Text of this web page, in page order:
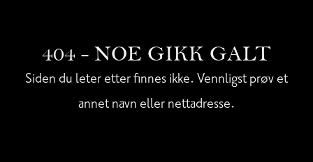
404 - NOE GIKK GALT
Siden du leter etter finnes ikke. Vennligst prøv et
annet navn eller nettadresse.